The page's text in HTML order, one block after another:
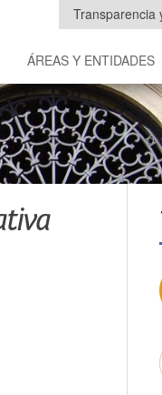
Transparencia
ÁREAS Y ENTIDADES